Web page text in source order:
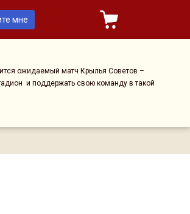
мне
ожидаемый матч Крылья Советов –
и поддержать свою команду в такой